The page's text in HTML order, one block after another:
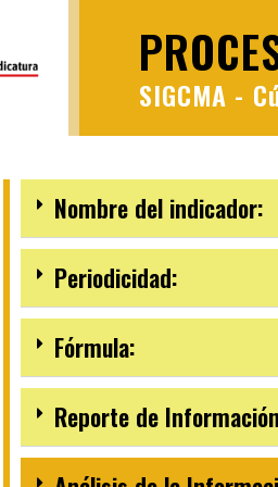
SIGCMA -
Nombre del indicador:
Periodicidad:
Fórmula:
Reporte de